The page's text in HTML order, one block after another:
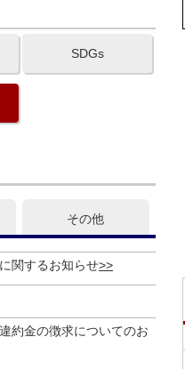
SDGs
その他
関するお知らせ
約金の徴求についてのお